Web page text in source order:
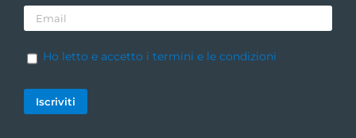
Ho letto e accetto i termini e le condizioni